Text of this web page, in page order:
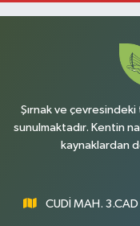
Şırnak ve
sunulmaktadır. Kentin
kaynaklardan
CUDİ MAH. 3.CAD